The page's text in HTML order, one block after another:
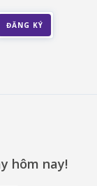
hôm nay!